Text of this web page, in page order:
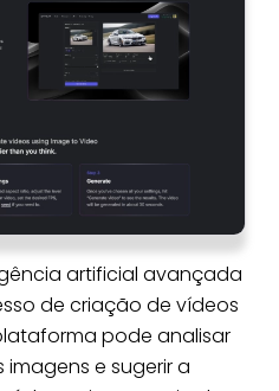
artificial avançada
de criação de vídeos
pode analisar
e sugerir a